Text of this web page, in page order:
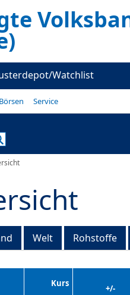
Watchlist
Service
Welt Rohstoffe
Kurs
+/-